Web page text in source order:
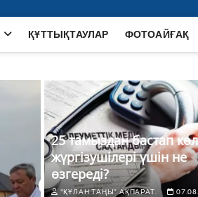
ҚҰТТЫҚТАУЛАР ФОТОАЙҒАҚ
25 тамыздан бастап
жүргізушілері үшін не
өзгереді?
"ҚҰЛАН ТАҢЫ" АҚПАРАТ.